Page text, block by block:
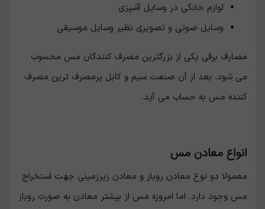
لوازم خانگی در وسایل آشپزی
وسایل صوتی و تصویری نظیر وسایل موسیقی
مصارف برقی یکی از بزرگترین مصرف کنندگان مس محسوب
می شود. بعد از آن صنعت سیم و کابل پرمصرف ترین مصرف
کننده مس به حساب می آید.
انواع معادن مس
معمولا دو نوع معادن روباز و معادن زیرزمینی جهت استخراج
مس وجود دارد. اما امروزه مس از بیشتر معادن به صورت روباز